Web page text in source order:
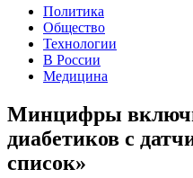
Политика
Общество
Технологии
В России
Медицина
Минцифры
диабетиков с
список»